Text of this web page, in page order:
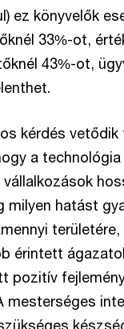
ez könyvelők
33%-ot,
43%-ot,
kérdés vetődik
a technológia
milyen hatást
érintett
pozitív
mesterséges